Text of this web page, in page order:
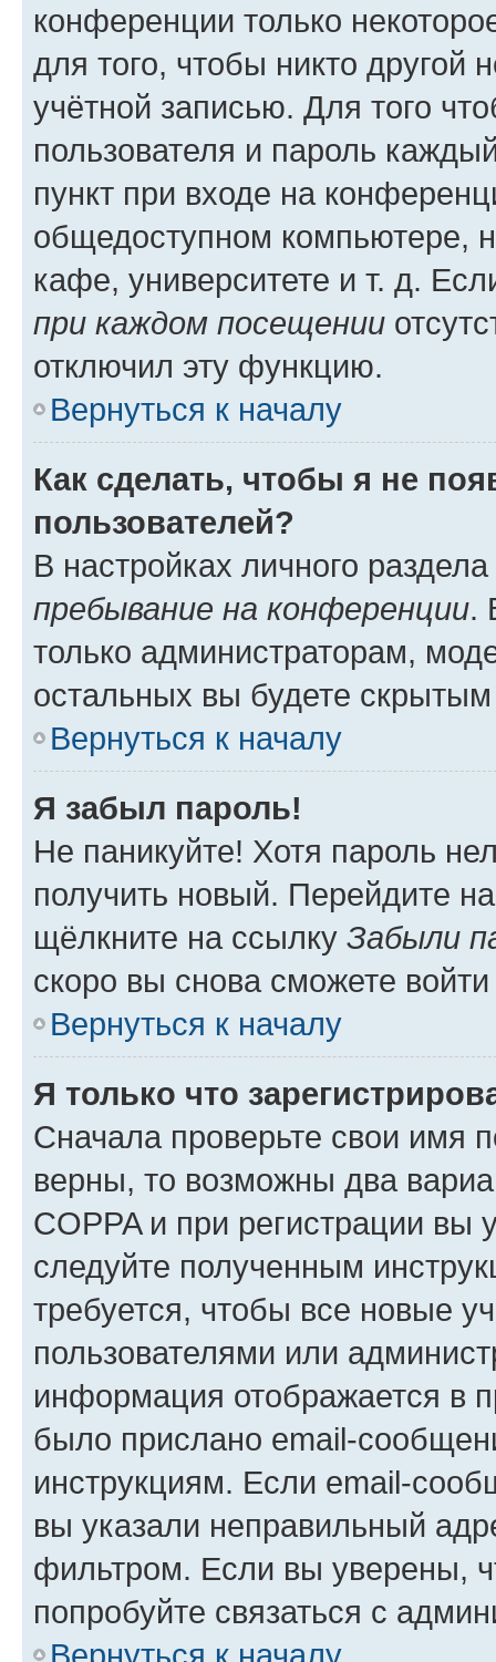
конференции только
для того, чтобы никто другой
учётной записью. Для того
пользователя и пароль
пункт при входе на
общедоступном компьютере,
кафе, университете и т. д.
при каждом посещении
отключил эту функцию.
Вернуться к началу
Как сделать, чтобы я не
пользователей?
В настройках личного
пребывание на конференции.
только администраторам,
остальных вы будете
Вернуться к началу
Я забыл пароль!
Не паникуйте! Хотя пароль
получить новый. Перейдите
щёлкните на ссылку Забыли
скоро вы снова сможете
Вернуться к началу
Я только что
Сначала проверьте свои имя
верны, то возможны два
COPPA и при регистрации вы
следуйте полученным
требуется, чтобы все новые
пользователями или
информация отображается в
было прислано email-
инструкциям. Если email-
вы указали неправильный
фильтром. Если вы уверены,
попробуйте связаться с
Вернуться к началу